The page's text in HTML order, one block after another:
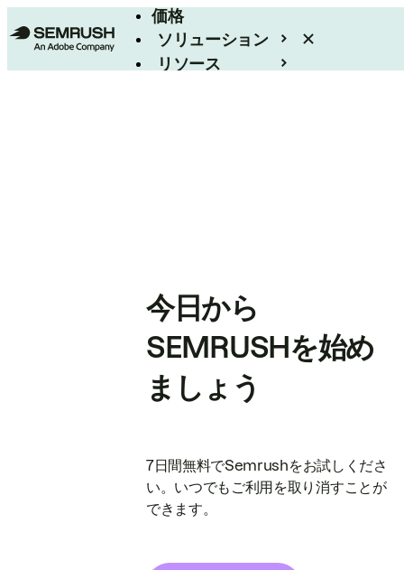
価格
ソリューション
リソース
今日から
SEMRUSHを始め
ましょう
7日間無料でSemrushをお試しくださ
い。いつでもご利用を取り消すことが
できます。